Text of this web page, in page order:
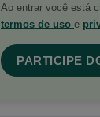
Ao entrar você está
termos de uso e
PARTICIPE